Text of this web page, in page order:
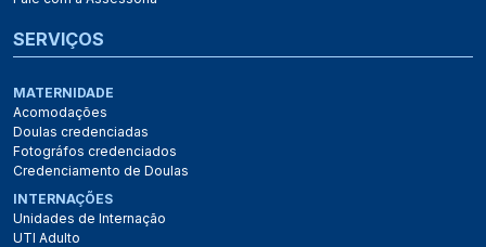
SERVIÇOS
MATERNIDADE
Acomodações
Doulas credenciadas
Fotográfos credenciados
Credenciamento de Doulas
INTERNAÇÕES
Unidades de Internação
UTI Adulto